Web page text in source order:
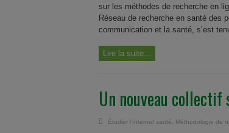
sur les méthodes de recherche en
Réseau de recherche en santé des
communication et la santé, s’est
Lire la suite...
Un nouveau
Étudier l’Internet santé Méthodologie de